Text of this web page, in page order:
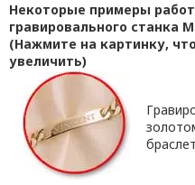
Некоторые примеры работ
гравировального станка
(Нажмите на картинку,
увеличить)